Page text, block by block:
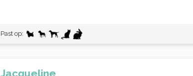
Past op:
Jacqueline